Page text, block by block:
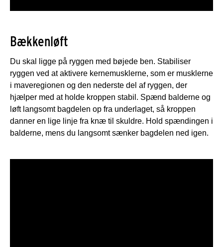
Bækkenløft
Du skal ligge på ryggen med bøjede ben. Stabiliser
ryggen ved at aktivere kernemusklerne, som er musklerne
i maveregionen og den nederste del af ryggen, der
hjælper med at holde kroppen stabil. Spænd balderne og
løft langsomt bagdelen op fra underlaget, så kroppen
danner en lige linje fra knæ til skuldre. Hold spændingen i
balderne, mens du langsomt sænker bagdelen ned igen.